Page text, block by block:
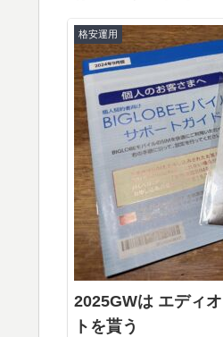
格安運用
2025GWは エディ
トを貰う